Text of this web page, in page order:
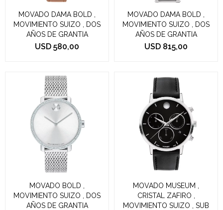
MOVADO DAMA BOLD ,
MOVIMIENTO SUIZO , DOS
AÑOS DE GRANTIA
USD 580,00
MOVADO DAMA BOLD ,
MOVIMIENTO SUIZO , DOS
AÑOS DE GRANTIA
USD 815,00
MOVADO BOLD ,
MOVIMIENTO SUIZO , DOS
AÑOS DE GRANTIA
MOVADO MUSEUM ,
CRISTAL ZAFIRO ,
MOVIMIENTO SUIZO , SUB